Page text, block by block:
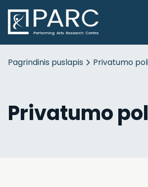
Pagrindinis puslapis Privatumo
Privatumo